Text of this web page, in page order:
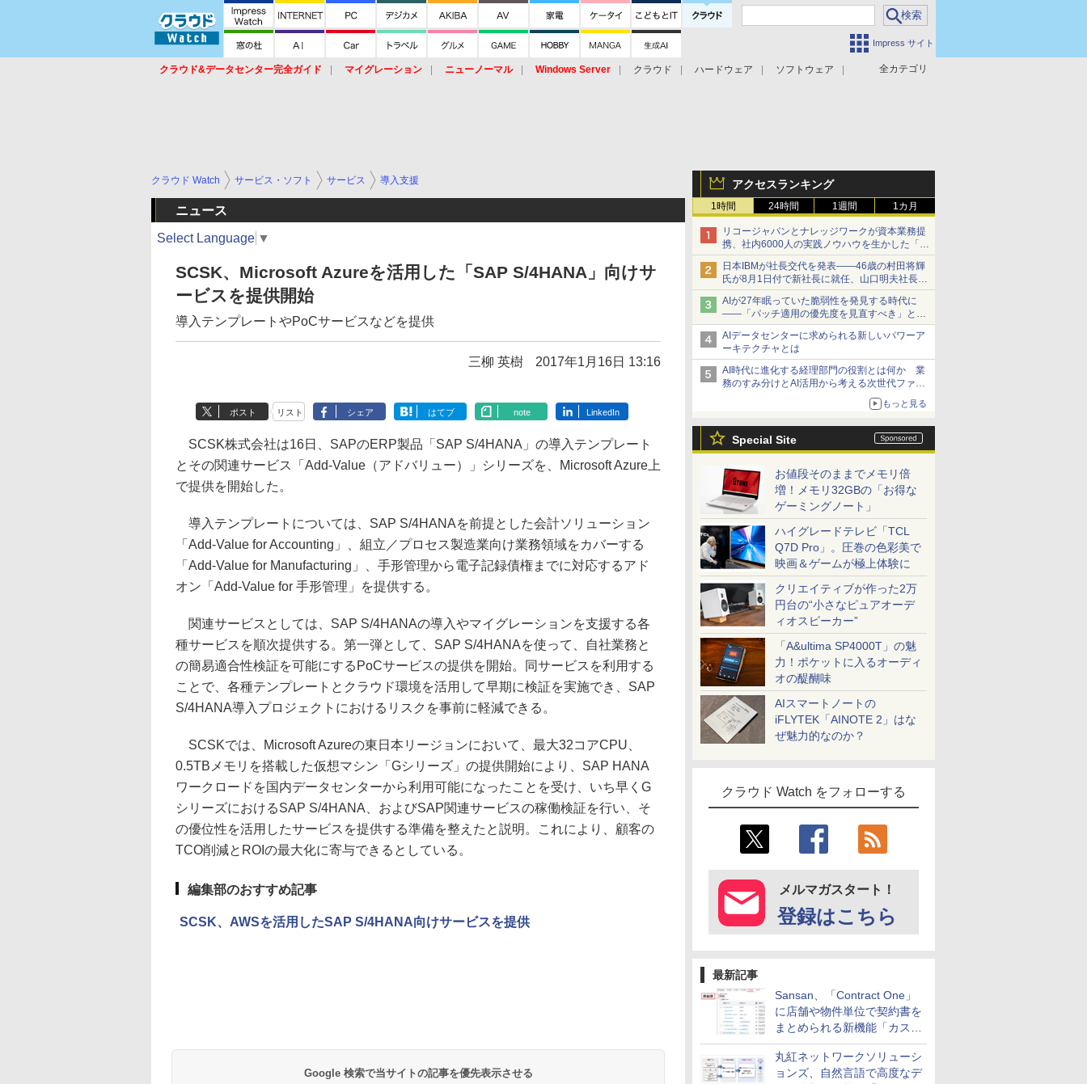
Impress サイト
全カテゴリ
クラウド&データセンター完全ガイド マイグレーション ニューノーマル Windows Server クラウド ハードウェア
ソフトウェア
アクセスランキング
1時間 24時間 1週間 1カ月
リコージャパンとナレッジワークが資本業務提
携、社内6000人の実践ノウハウを生かした「AI
商談記録 for RICOH」を展開へ
日本IBMが社長交代を発表――46歳の村田将輝
氏が8月1日付で新社長に就任、山口明夫社長は
会長へ
AIが27年眠っていた脆弱性を発見する時代に
――「パッチ適用の優先度を見直すべき」とセ
キュリティ専門家
AIデータセンターに求められる新しいパワーア
ーキテクチャとは
AI時代に進化する経理部門の役割とは何か 業
務のすみ分けとAI活用から考える次世代ファイ
もっと見る
Special Site
お値段そのままでメモリ倍
増！メモリ32GBの「お得な
ゲーミングノート」
ハイグレードテレビ「TCL
Q7D Pro」。圧巻の色彩美で
映画＆ゲームが極上体験に
クリエイティブが作った2万
円台の“小さなピュアオーデ
ィオスピーカー”
「A&ultima SP4000T」の魅
力！ポケットに入るオーディ
オの醍醐味
AIスマートノートの
iFLYTEK「AINOTE 2」はな
ぜ魅力的なのか？
クラウド Watch をフォローする
メルマガスタート！
登録はこちら
最新記事
Sansan、「Contract One」
に店舗や物件単位で契約書を
まとめられる新機能「カスタ
ム契約ツリー」を追加
丸紅ネットワークソリューシ
ョンズ、自然言語で高度なデ
クラウド Watch サービス・ソフト サービス 導入支援
ニュース
Select Language ▼
SCSK、Microsoft Azureを活用した「SAP S/4HANA」向けサ
ービスを提供開始
導入テンプレートやPoCサービスなどを提供
三柳 英樹 2017年1月16日 13:16
ポスト リスト シェア はてブ note LinkedIn
SCSK株式会社は16日、SAPのERP製品「SAP S/4HANA」の導入テンプレート
とその関連サービス「Add-Value（アドバリュー）」シリーズを、Microsoft Azure上
で提供を開始した。
導入テンプレートについては、SAP S/4HANAを前提とした会計ソリューション
「Add-Value for Accounting」、組立／プロセス製造業向け業務領域をカバーする
「Add-Value for Manufacturing」、手形管理から電子記録債権までに対応するアド
オン「Add-Value for 手形管理」を提供する。
関連サービスとしては、SAP S/4HANAの導入やマイグレーションを支援する各
種サービスを順次提供する。第一弾として、SAP S/4HANAを使って、自社業務と
の簡易適合性検証を可能にするPoCサービスの提供を開始。同サービスを利用する
ことで、各種テンプレートとクラウド環境を活用して早期に検証を実施でき、SAP
S/4HANA導入プロジェクトにおけるリスクを事前に軽減できる。
SCSKでは、Microsoft Azureの東日本リージョンにおいて、最大32コアCPU、
0.5TBメモリを搭載した仮想マシン「Gシリーズ」の提供開始により、SAP HANA
ワークロードを国内データセンターから利用可能になったことを受け、いち早くG
シリーズにおけるSAP S/4HANA、およびSAP関連サービスの稼働検証を行い、そ
の優位性を活用したサービスを提供する準備を整えたと説明。これにより、顧客の
TCO削減とROIの最大化に寄与できるとしている。
編集部のおすすめ記事
SCSK、AWSを活用したSAP S/4HANA向けサービスを提供
Google 検索で当サイトの記事を優先表示させる